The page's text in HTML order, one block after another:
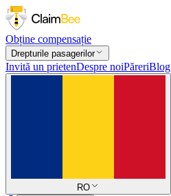
Obține compensație
Drepturile pasagerilor
Invită un prietenDespre noiPăreriBlog
RO